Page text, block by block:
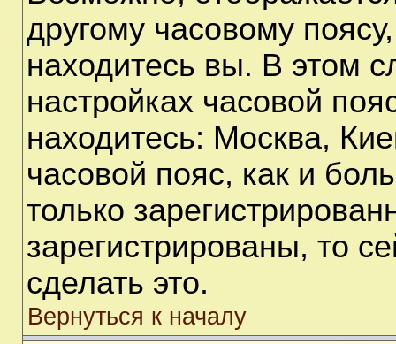
другому часовому
находитесь вы. В этом
настройках часовой
находитесь: Москва,
часовой пояс, как и
только
зарегистрированы, то
сделать это.
Вернуться к началу